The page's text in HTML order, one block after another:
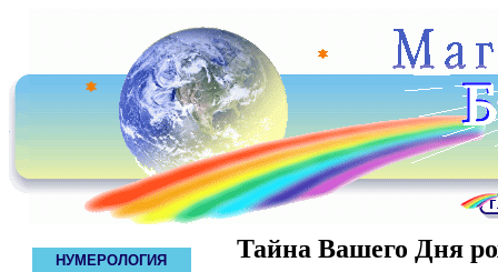
НУМЕРОЛОГИЯ Тайна Вашего Дня